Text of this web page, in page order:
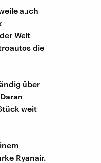
auch
Welt
die
über
weit
Ryanair.